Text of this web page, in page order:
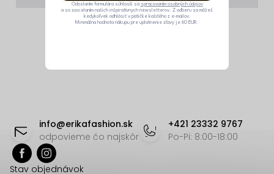
info@erikafashion.sk
odpovieme čo najskôr
+421 23332 9767
Po-Pi: 8:00-18:00
Stav objednávok
Odoslaním formulára súhlasíš sa spracovaním osobných údajov
a so zasielaním našich inšpiratívnych newsletterov. Z odberu sa môžeš
kedykoľvek odhlásiť v pätičke každého z e-mailov.
Minimálna hodnota nákupu pre uplatnenie zľavy je 60 EUR.